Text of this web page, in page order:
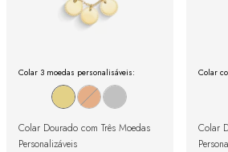
Colar 3 moedas personalisáveis:
Colar Dourado com Três Moedas
Personalizáveis
Colar
Colar